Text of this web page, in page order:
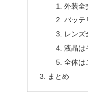
外装全
バッテ
レンズ
液晶は
全体は
まとめ